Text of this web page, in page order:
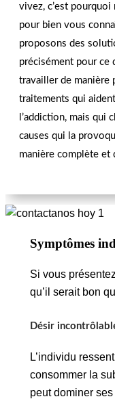
vivez, c’est
pour bien vous
proposons des
précisément pour ce
travailler de manière
traitements qui
l’addiction, mais qui
causes qui la
manière complète et
Symptômes
Si vous
qu’il serait bon
Désir
L’individu
consommer la
peut dominer